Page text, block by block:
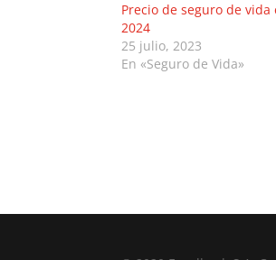
Precio de seguro de vida
2024
25 julio, 2023
En «Seguro de Vida»